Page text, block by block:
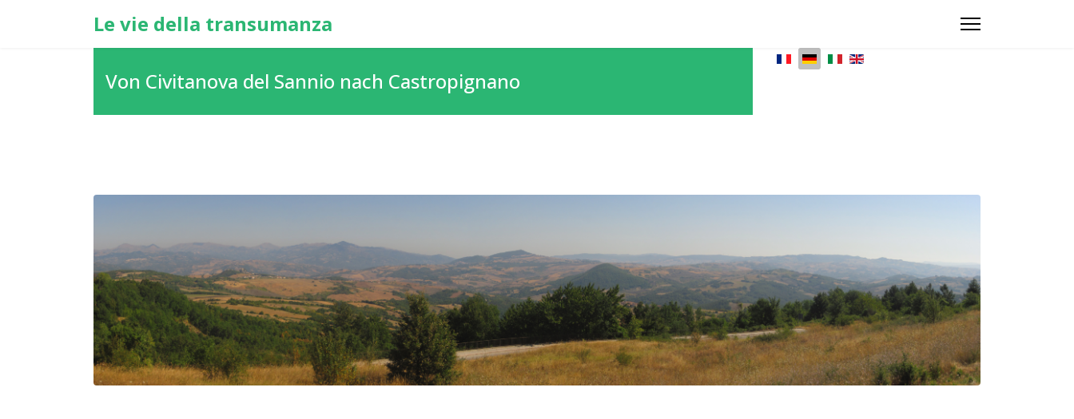
Le vie della transumanza
Von Civitanova del Sannio nach Castropignano
Sprache auswählen